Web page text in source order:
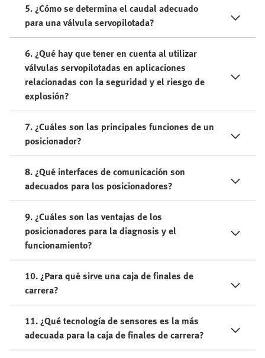
5. ¿Cómo se determina el caudal adecuado
para una válvula servopilotada?
6. ¿Qué hay que tener en cuenta al utilizar
válvulas servopilotadas en aplicaciones
relacionadas con la seguridad y el riesgo de
explosión?
7. ¿Cuáles son las principales funciones de un
posicionador?
8. ¿Qué interfaces de comunicación son
adecuados para los posicionadores?
9. ¿Cuáles son las ventajas de los
posicionadores para la diagnosis y el
funcionamiento?
10. ¿Para qué sirve una caja de finales de
carrera?
11. ¿Qué tecnología de sensores es la más
adecuada para la caja de finales de carrera?